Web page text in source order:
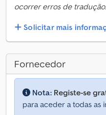
ocorrer erros de tradução.
Solicitar mais
Fornecedor
Nota: Registe-se
para aceder a todas as